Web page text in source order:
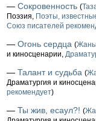
— Сокровенность (
Поэзия, Поэты,
Союз писателей
— Огонь сердца (
и киносценарии,
— Талант и судьба (
Драматургия и
рекомендует)
— Ты жив, есаул?! (